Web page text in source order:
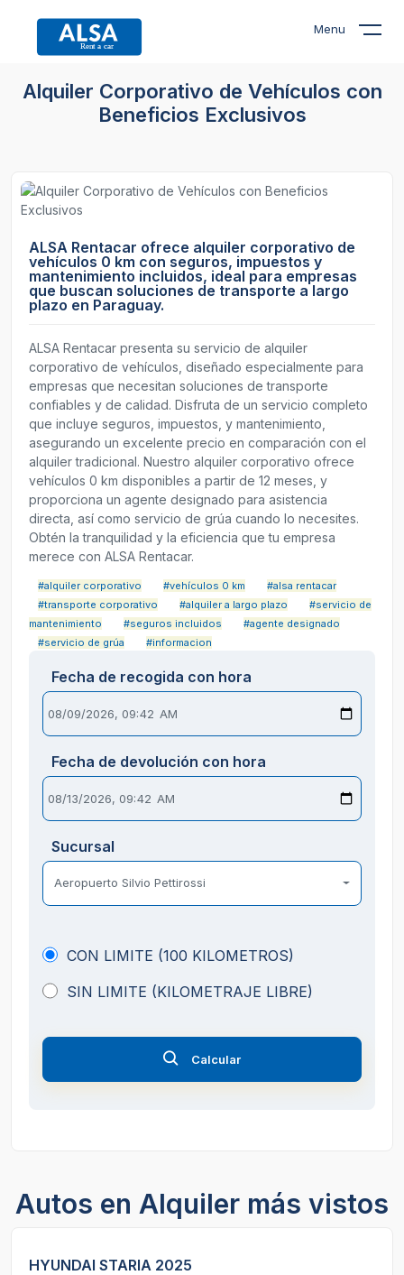
Menu
Alquiler Corporativo de Vehículos con
Beneficios Exclusivos
ALSA Rentacar ofrece alquiler corporativo de
vehículos 0 km con seguros, impuestos y
mantenimiento incluidos, ideal para empresas
que buscan soluciones de transporte a largo
plazo en Paraguay.
ALSA Rentacar presenta su servicio de alquiler
corporativo de vehículos, diseñado especialmente para
empresas que necesitan soluciones de transporte
confiables y de calidad. Disfruta de un servicio completo
que incluye seguros, impuestos, y mantenimiento,
asegurando un excelente precio en comparación con el
alquiler tradicional. Nuestro alquiler corporativo ofrece
vehículos 0 km disponibles a partir de 12 meses, y
proporciona un agente designado para asistencia
directa, así como servicio de grúa cuando lo necesites.
Obtén la tranquilidad y la eficiencia que tu empresa
merece con ALSA Rentacar.
#alquiler corporativo #vehículos 0 km
#alsa rentacar
#transporte corporativo
#alquiler a largo plazo
#servicio de
mantenimiento
#seguros incluidos
#agente designado
#servicio de grúa
#informacion
Fecha de recogida con hora
Fecha de devolución con hora
Sucursal
Aeropuerto Silvio Pettirossi
CON LIMITE (100 KILOMETROS)
SIN LIMITE (KILOMETRAJE LIBRE)
Calcular
Autos en Alquiler más vistos
HYUNDAI STARIA 2025